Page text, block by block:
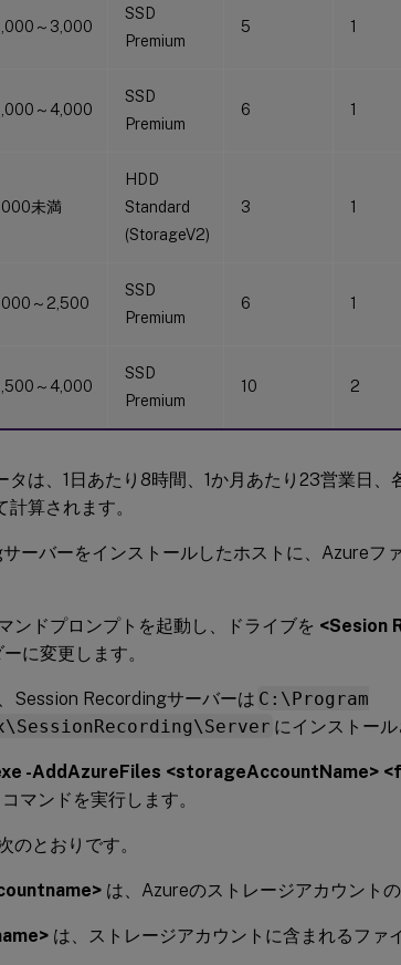
～3,000
SSD
Premium
5 1
～4,000
SSD
Premium
6 1
未満
HDD
Standard
(StorageV2)
3 1
～2,500
SSD
Premium
6 1
～4,000
SSD
Premium
10 2
タは、1日あたり8時間、1か月あたり23営業日、
算されます。
ーバーをインストールしたホストに、Azureフ
ンドプロンプトを起動し、ドライブを <Sesion
に変更します。
Session Recordingサーバーは C:\Program
にインストール
-AddAzureFiles <storageAccountName>
コマンドを実行します。
のとおりです。
は、Azureのストレージアカウントの
は、ストレージアカウントに含まれるファ